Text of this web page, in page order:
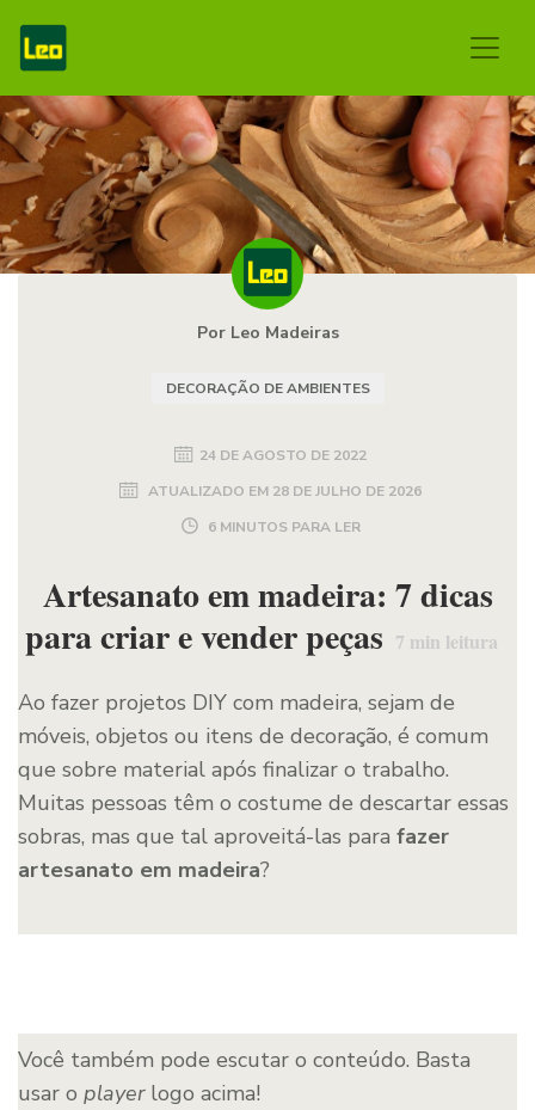
Por Leo Madeiras
DECORAÇÃO DE AMBIENTES
24 DE AGOSTO DE 2022
ATUALIZADO EM 28 DE JULHO DE 2026
6 MINUTOS PARA LER
Artesanato em madeira: 7 dicas
para criar e vender peças 7 min leitura
Ao fazer projetos DIY com madeira, sejam de
móveis, objetos ou itens de decoração, é comum
que sobre material após finalizar o trabalho.
Muitas pessoas têm o costume de descartar essas
sobras, mas que tal aproveitá-las para fazer
artesanato em madeira?
Você também pode escutar o conteúdo. Basta
usar o playerlogo acima!